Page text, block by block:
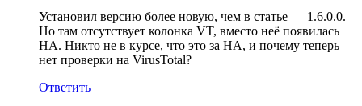
Установил версию более новую, чем в статье — 1.6.0.0.
Но там отсутствует колонка VT, вместо неё появилась
HA. Никто не в курсе, что это за HA, и почему теперь
нет проверки на VirusTotal?
Ответить